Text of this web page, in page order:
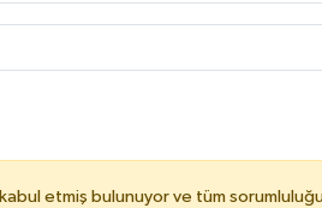
kabul etmiş bulunuyor ve tüm